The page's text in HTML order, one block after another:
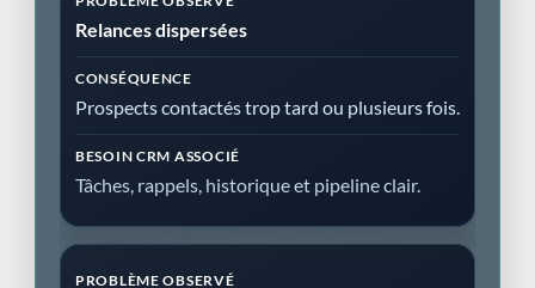
Relances dispersées
Prospects contactés trop tard ou plusieurs fois.
Tâches, rappels, historique et pipeline clair.